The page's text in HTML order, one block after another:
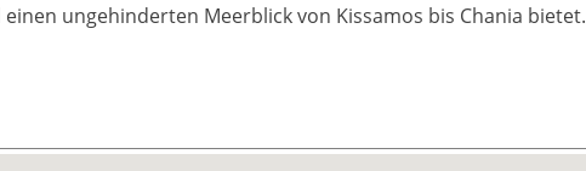
ungehinderten Meerblick von Kissamos bis Chania bietet.